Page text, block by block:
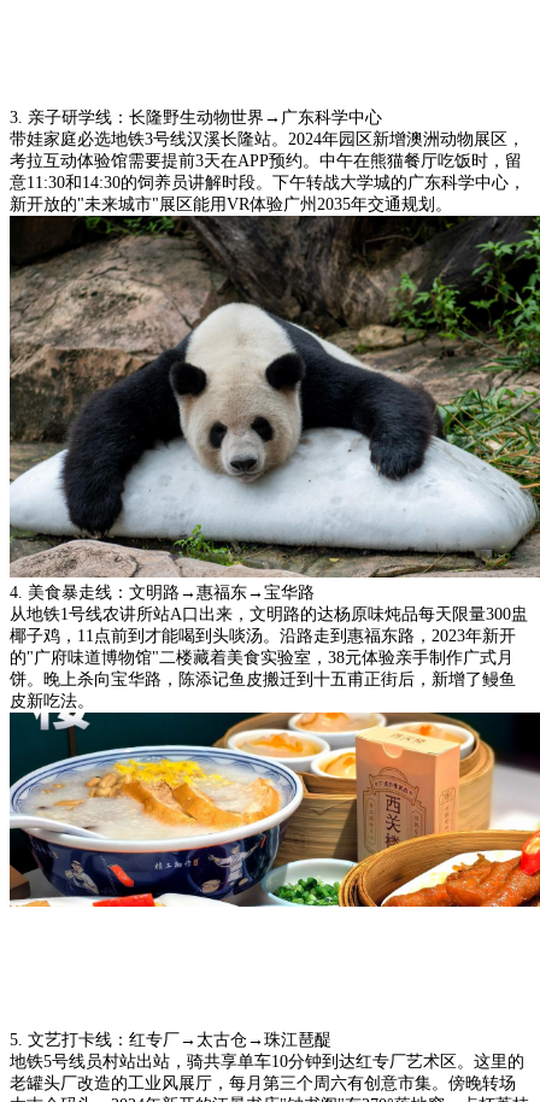
3. 亲子研学线：长隆野生动物世界→广东科学中心
带娃家庭必选地铁3号线汉溪长隆站。2024年园区新增澳洲动物展区，
考拉互动体验馆需要提前3天在APP预约。中午在熊猫餐厅吃饭时，留
意11:30和14:30的饲养员讲解时段。下午转战大学城的广东科学中心，
新开放的"未来城市"展区能用VR体验广州2035年交通规划。
4. 美食暴走线：文明路→惠福东→宝华路
从地铁1号线农讲所站A口出来，文明路的达杨原味炖品每天限量300盅
椰子鸡，11点前到才能喝到头啖汤。沿路走到惠福东路，2023年新开
的"广府味道博物馆"二楼藏着美食实验室，38元体验亲手制作广式月
饼。晚上杀向宝华路，陈添记鱼皮搬迁到十五甫正街后，新增了鳗鱼
皮新吃法。
5. 文艺打卡线：红专厂→太古仓→珠江琶醍
地铁5号线员村站出站，骑共享单车10分钟到达红专厂艺术区。这里的
老罐头厂改造的工业风展厅，每月第三个周六有创意市集。傍晚转场